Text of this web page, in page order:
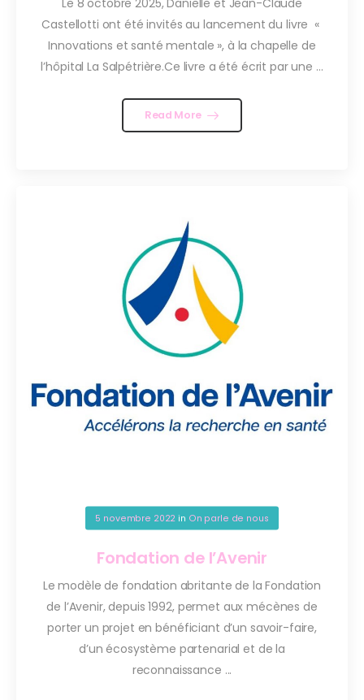
Le 8 octobre 2025, Danielle et Jean-Claude
Castellotti ont été invités au lancement du livre «
Innovations et santé mentale », à la chapelle de
l’hôpital La Salpétrière.Ce livre a été écrit par une ...
Read More
5 novembre 2022 in On parle de nous
Fondation de l’Avenir
Le modèle de fondation abritante de la Fondation
de l’Avenir, depuis 1992, permet aux mécènes de
porter un projet en bénéficiant d’un savoir-faire,
d’un écosystème partenarial et de la
reconnaissance ...